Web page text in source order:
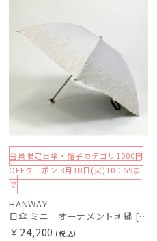
会員限定日傘・帽子カテゴリ1000円
OFFクーポン 8月18日(火)10：59ま
で
HANWAY
日傘 ミニ｜オーナメント刺繍 [HANWAY]
￥24,200 (税込)